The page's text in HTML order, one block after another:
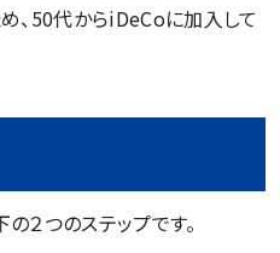
、50代からiDeCoに加入して
２つのステップです。